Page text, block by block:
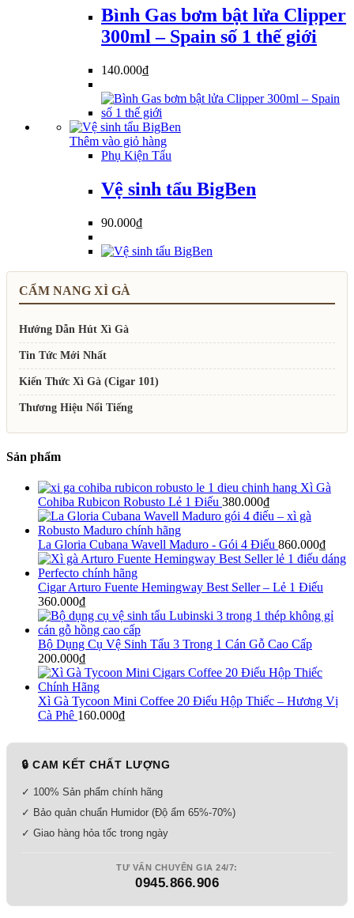
Bình Gas bơm bật lửa Clipper
300ml – Spain số 1 thế giới
140.000₫
Thêm vào giỏ hàng
Phụ Kiện Tẩu
Vệ sinh tẩu BigBen
90.000₫
CẨM NANG XÌ GÀ
Hướng Dẫn Hút Xì Gà
Tin Tức Mới Nhất
Kiến Thức Xì Gà (Cigar 101)
Thương Hiệu Nổi Tiếng
Sản phẩm
Xì Gà
Cohiba Rubicon Robusto Lẻ 1 Điếu 380.000₫
La Gloria Cubana Wavell Maduro - Gói 4 Điếu 860.000₫
Cigar Arturo Fuente Hemingway Best Seller – Lẻ 1 Điếu
360.000₫
Bộ Dụng Cụ Vệ Sinh Tẩu 3 Trong 1 Cán Gỗ Cao Cấp
200.000₫
Xì Gà Tycoon Mini Coffee 20 Điếu Hộp Thiếc – Hương Vị
Cà Phê 160.000₫
🔒 CAM KẾT CHẤT LƯỢNG
✓ 100% Sản phẩm chính hãng
✓ Bảo quản chuẩn Humidor (Độ ẩm 65%-70%)
✓ Giao hàng hỏa tốc trong ngày
TƯ VẤN CHUYÊN GIA 24/7:
0945.866.906